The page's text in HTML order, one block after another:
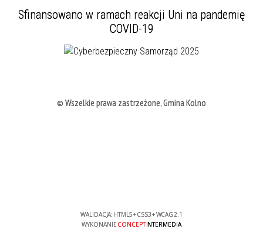
Sfinansowano w ramach reakcji Uni na pandemię
COVID-19
© Wszelkie prawa zastrzeżone, Gmina Kolno
WALIDACJA: HTML5+CSS3+WCAG 2.1
WYKONANIE CONCEPTINTERMEDIA